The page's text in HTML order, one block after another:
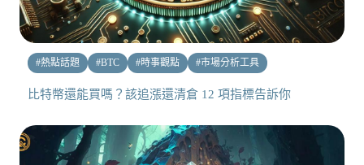
#熱點話題 #BTC #時事觀點 #市場分析工具
比特幣還能買嗎？該追漲還清倉 12 項指標告訴你